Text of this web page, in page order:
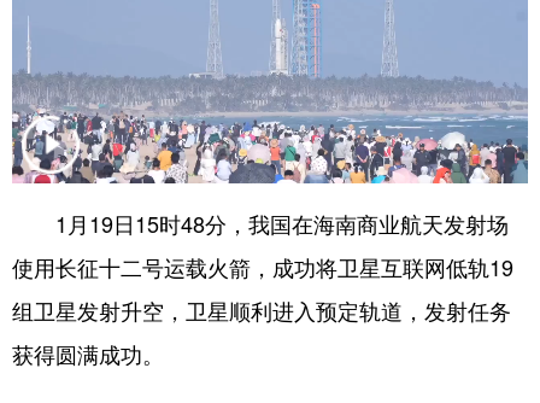
1月19日15时48分，我国在海南商业航天发射场
使用长征十二号运载火箭，成功将卫星互联网低轨19
组卫星发射升空，卫星顺利进入预定轨道，发射任务
获得圆满成功。